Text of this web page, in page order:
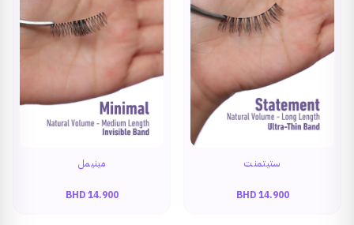
ستيتمنت
14.900
BHD
مينيمل
14.900
BHD